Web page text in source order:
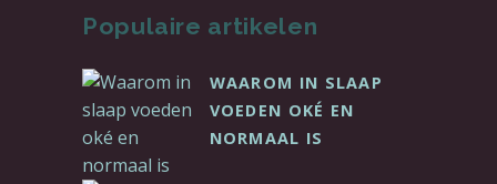
Populaire artikelen
WAAROM IN SLAAP
VOEDEN OKÉ EN
NORMAAL IS